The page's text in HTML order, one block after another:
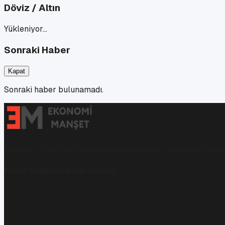
Döviz / Altın
Yükleniyor…
Sonraki Haber
Kapat
Sonraki haber bulunamadı.